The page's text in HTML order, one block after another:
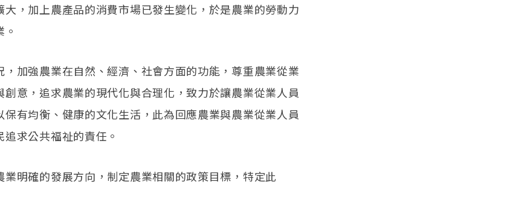
大，加上農產品的消費市場已發生變化，於是農業的勞動力
，加強農業在自然、經濟、社會方面的功能，尊重農業從業
創意，追求農業的現代化與合理化，致力於讓農業從業人員
保有均衡、健康的文化生活，此為回應農業與農業從業人員
求公共福祉的責任。
業明確的發展方向，制定農業相關的政策目標，特定此